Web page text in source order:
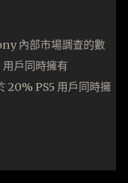
內部市場調查的數
戶同時擁有
PS5 用戶同時擁